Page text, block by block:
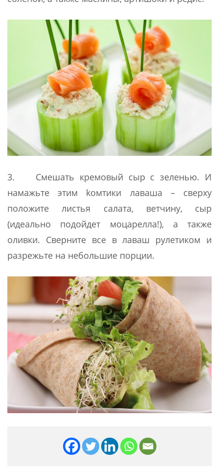
3. Смешать кремовый сыр с зеленью. И
намажьте этим kомтики лаваша – сверху
положите листья салата, ветчину, сыр
(идеально подойдет моцарелла!), а также
оливки. Сверните все в лаваш рулетиком и
разрежьте на небольшие порции.